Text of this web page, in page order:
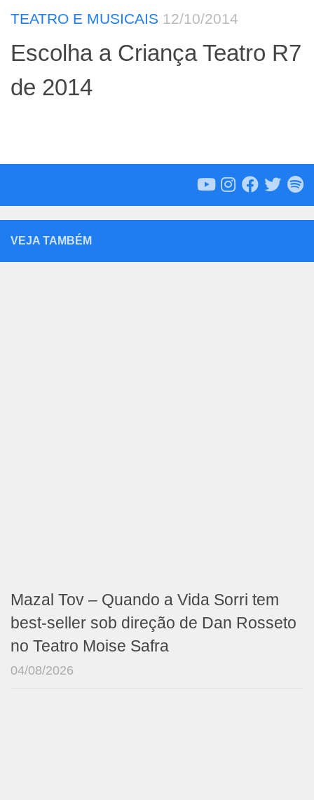
TEATRO E MUSICAIS 12/10/2014
Escolha a Criança Teatro R7
de 2014
VEJA TAMBÉM
Mazal Tov – Quando a Vida Sorri tem
best-seller sob direção de Dan Rosseto
no Teatro Moise Safra
04/08/2026